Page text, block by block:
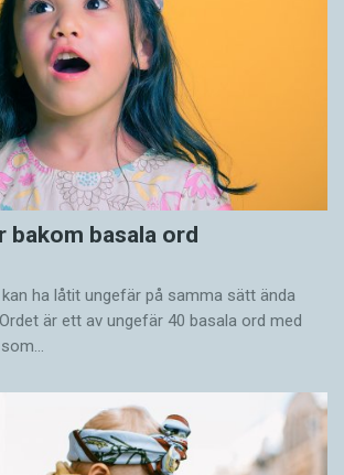
bakom basala ord
ha låtit ungefär på samma sätt ända
är ett av ungefär 40 basala ord med